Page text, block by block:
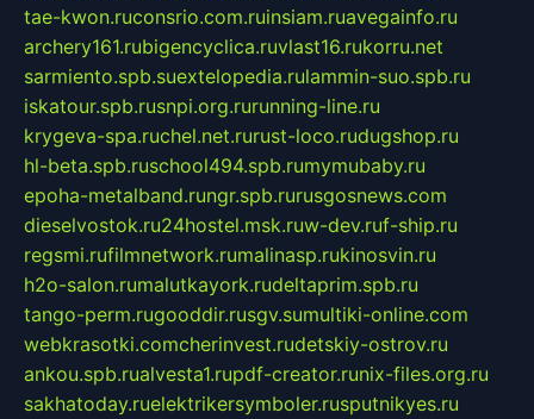
tae-kwon.ruconsrio.com.ruinsiam.ruavegainfo.ru
archery161.rubigencyclica.ruvlast16.rukorru.net
sarmiento.spb.suextelopedia.rulammin-suo.spb.ru
iskatour.spb.rusnpi.org.rurunning-line.ru
krygeva-spa.ruchel.net.rurust-loco.rudugshop.ru
hl-beta.spb.ruschool494.spb.rumymubaby.ru
epoha-metalband.rungr.spb.rurusgosnews.com
dieselvostok.ru24hostel.msk.ruw-dev.ruf-ship.ru
regsmi.rufilmnetwork.rumalinasp.rukinosvin.ru
h2o-salon.rumalutkayork.rudeltaprim.spb.ru
tango-perm.rugooddir.rusgv.sumultiki-online.com
webkrasotki.comcherinvest.rudetskiy-ostrov.ru
ankou.spb.rualvesta1.rupdf-creator.runix-files.org.ru
sakhatoday.ruelektrikersymboler.rusputnikyes.ru